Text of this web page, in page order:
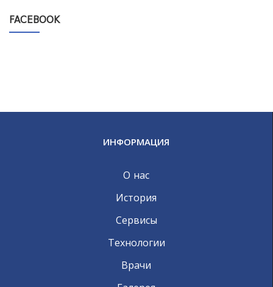
FACEBOOK
ИНФОРМАЦИЯ
О нас
История
Сервисы
Технологии
Врачи